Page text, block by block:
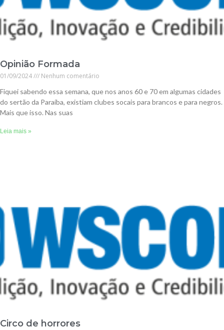
Opinião Formada
01/09/2024
Nenhum comentário
Fiquei sabendo essa semana, que nos anos 60 e 70 em algumas cidades
do sertão da Paraíba, existiam clubes socais para brancos e para negros.
Mais que isso. Nas suas
Leia mais »
Circo de horrores